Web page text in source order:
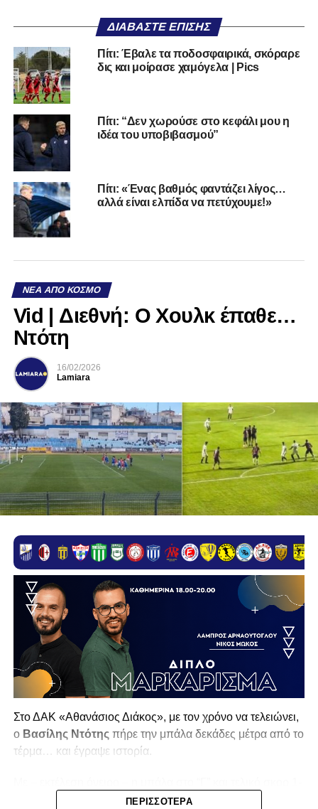
ΔΙΑΒΆΣΤΕ ΕΠΊΣΗΣ
Πίτι: Έβαλε τα ποδοσφαιρικά, σκόραρε
δις και μοίρασε χαμόγελα | Pics
Πίτι: “Δεν χωρούσε στο κεφάλι μου η
ιδέα του υποβιβασμού”
Πίτι: «Ένας βαθμός φαντάζει λίγος…
αλλά είναι ελπίδα να πετύχουμε!»
ΝΈΑ ΑΠΌ ΚΌΣΜΟ
Vid | Διεθνή: Ο Χουλκ έπαθε…
Ντότη
16/02/2026
Lamiara
Στο ΔΑΚ «Αθανάσιος Διάκος», με τον χρόνο να τελειώνει,
ο Βασίλης Ντότης πήρε την μπάλα δεκάδες μέτρα από το
τέρμα… και έγραψε ιστορία.
ισοφάρισε τονΑστέρα Σταυρο
ΠΕΡΙΣΣΌΤΕΡΑ